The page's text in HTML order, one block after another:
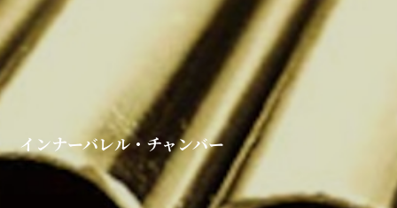
インナーバレル・チャンバー